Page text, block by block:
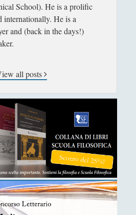
Internazionali(14)
(160)
School). He is a prolific
internationally. He is a
and (back in the days!)
all posts